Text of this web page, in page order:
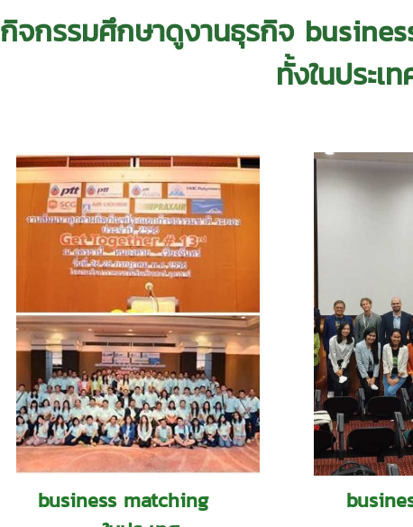
กิจกรรมศึกษาดูงานธุรกิจ
ทั้งในประเ
business matching